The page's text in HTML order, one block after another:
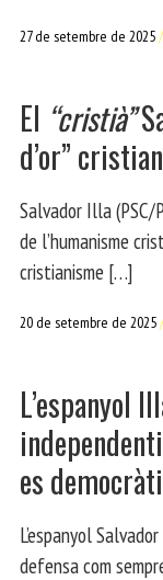
27 de setembre de 2025
El “cristià”
d’or”
Salvador Illa (PSC/
de l’humanisme
cristianisme […]
20 de setembre de 2025
L’espanyol
es
L’espanyol
defensa com